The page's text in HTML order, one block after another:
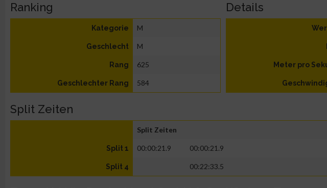
Ranking
Kategorie M
Geschlecht M
Rang 625
Geschlechter Rang 584
Details
Meter pro
Split Zeiten
Split Zeiten
Split 1 00:00:21.9 00:00:21.9
Split 4 00:22:33.5